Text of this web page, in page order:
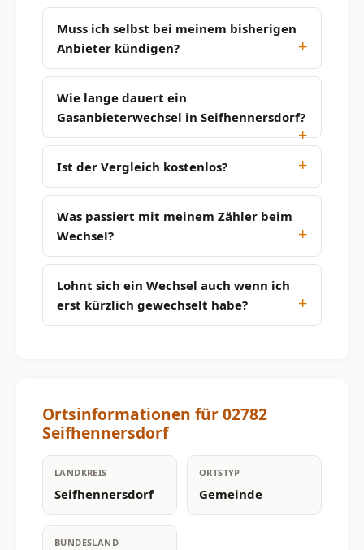
Muss ich selbst bei meinem bisherigen
Anbieter kündigen?
Wie lange dauert ein
Gasanbieterwechsel in Seifhennersdorf?
Ist der Vergleich kostenlos?
Was passiert mit meinem Zähler beim
Wechsel?
Lohnt sich ein Wechsel auch wenn ich
erst kürzlich gewechselt habe?
Ortsinformationen für 02782
Seifhennersdorf
LANDKREIS
Seifhennersdorf
ORTSTYP
Gemeinde
BUNDESLAND